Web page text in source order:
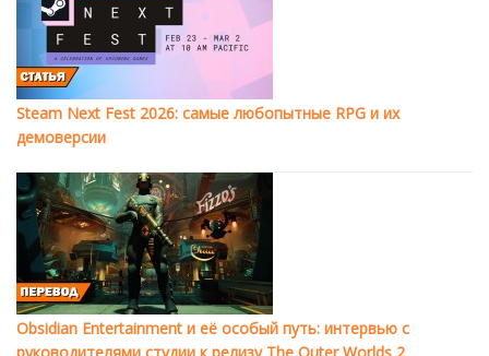
Steam Next Fest 2026: самые любопытные RPG и их
демоверсии
Obsidian Entertainment и её особый путь: интервью с
руководителями студии к релизу The Outer Worlds 2